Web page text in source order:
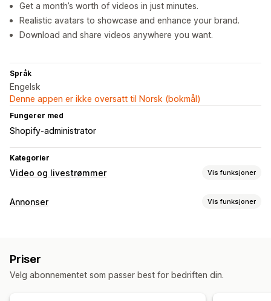
Get a month’s worth of videos in just minutes.
Realistic avatars to showcase and enhance your brand.
Download and share videos anywhere you want.
Språk
Engelsk
Denne appen er ikke oversatt til Norsk (bokmål)
Fungerer med
Shopify-administrator
Kategorier
Video og livestrømmer Vis funksjoner
Videoadministrasjon
Tilpasning
Videoredigering
Opptaksverktøy
Videomaler
Annonser Vis funksjoner
Atferd
Priser
Velg abonnementet som passer best for bedriften din.